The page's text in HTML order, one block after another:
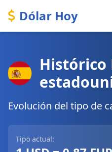
Dólar Hoy
Histórico
Evolución del tipo de
Tipo actual: